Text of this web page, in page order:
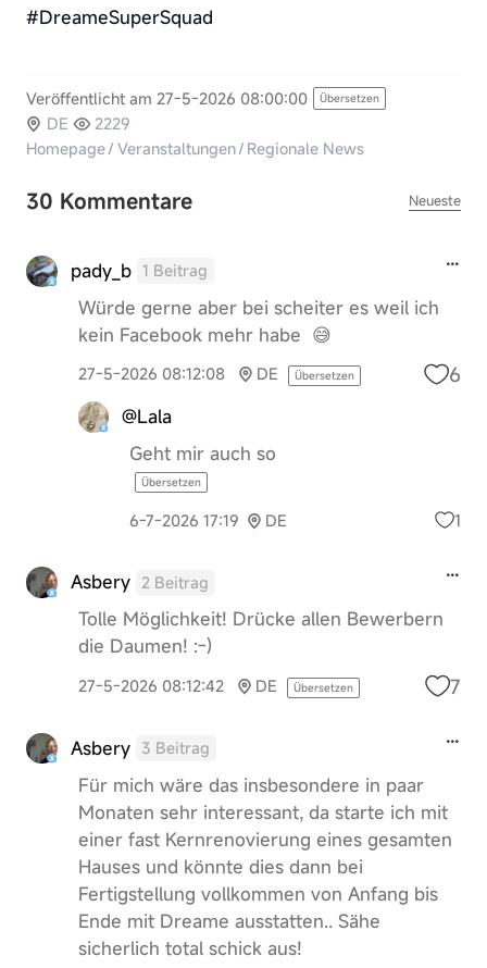
#DreameSuperSquad
Veröffentlicht am 27-5-2026 08:00:00 Übersetzen
DE
2229
Homepage/ Veranstaltungen/ Regionale News
30 Kommentare Neueste
pady_b 1 Beitrag
Würde gerne aber bei scheiter es weil ich
kein Facebook mehr habe 😅
27-5-2026 08:12:08 DE Übersetzen 6
@Lala
Geht mir auch so
Übersetzen
6-7-2026 17:19 DE 1
Asbery 2 Beitrag
Tolle Möglichkeit! Drücke allen Bewerbern
die Daumen! :-)
27-5-2026 08:12:42 DE Übersetzen 7
Asbery 3 Beitrag
Für mich wäre das insbesondere in paar
Monaten sehr interessant, da starte ich mit
einer fast Kernrenovierung eines gesamten
Hauses und könnte dies dann bei
Fertigstellung vollkommen von Anfang bis
Ende mit Dreame ausstatten.. Sähe
sicherlich total schick aus!